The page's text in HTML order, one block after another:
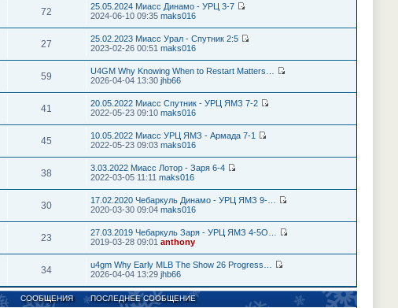
72
25.05.2024 Миасс Динамо - УРЦ 3-7
2024-06-10 09:35 maks016
27
25.02.2023 Миасс Урал - Спутник 2:5
2023-02-26 00:51 maks016
59
U4GM Why Knowing When to Restart Matters…
2026-04-04 13:30 jhb66
41
20.05.2022 Миасс Спутник - УРЦ ЯМЗ 7-2
2022-05-23 09:10 maks016
45
10.05.2022 Миасс УРЦ ЯМЗ - Армада 7-1
2022-05-23 09:03 maks016
38
3.03.2022 Миасс Лотор - Заря 6-4
2022-03-05 11:11 maks016
30
17.02.2020 Чебаркуль Динамо - УРЦ ЯМЗ 9-…
2020-03-30 09:04 maks016
23
27.03.2019 Чебаркуль Заря - УРЦ ЯМЗ 4-5О…
2019-03-28 09:01 anthony
34
u4gm Why Early MLB The Show 26 Progress…
2026-04-04 13:29 jhb66
СООБЩЕНИЯ ПОСЛЕДНЕЕ СООБЩЕНИЕ